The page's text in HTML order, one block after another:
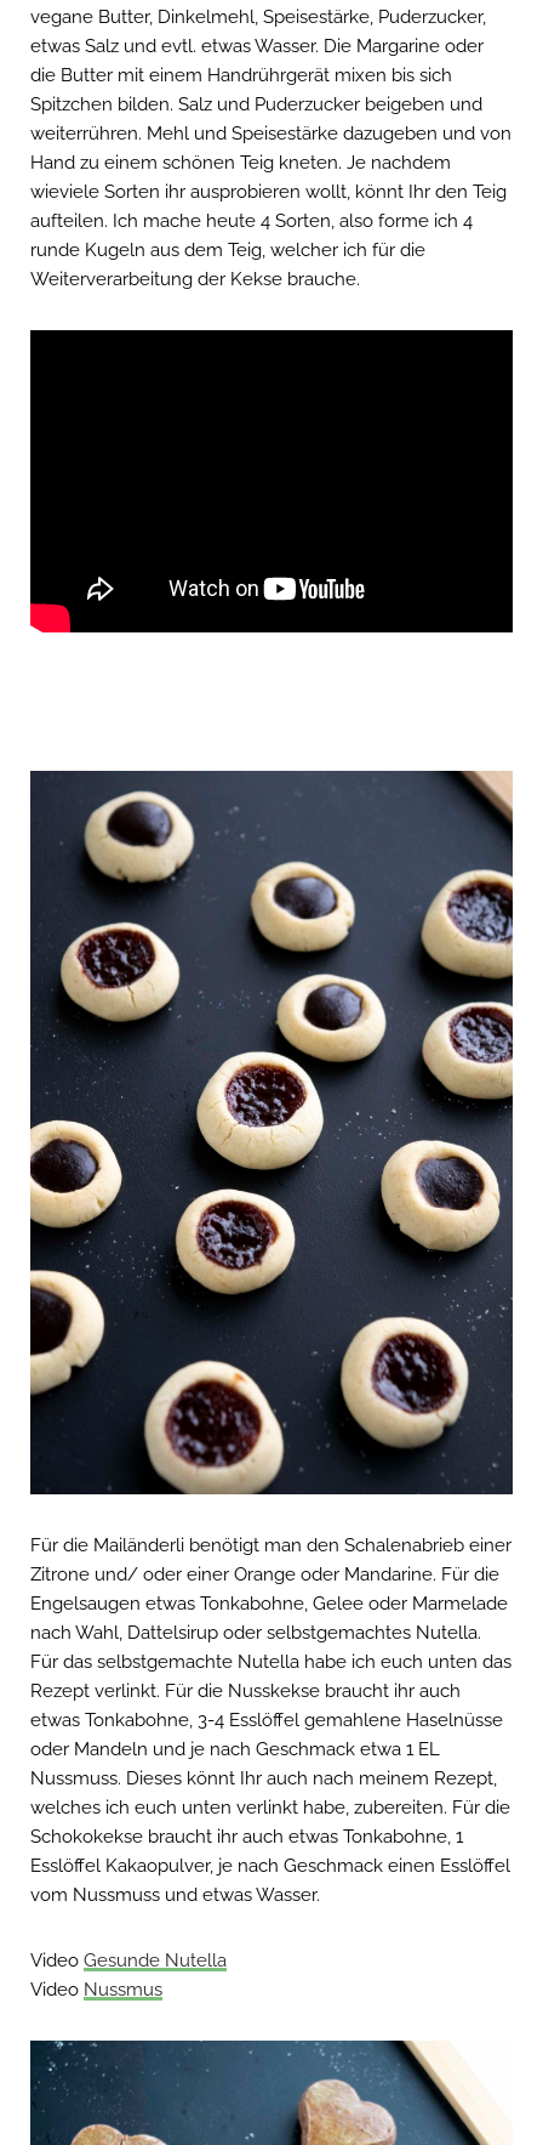
vegane Butter, Dinkelmehl, Speisestärke, Puderzucker,
etwas Salz und evtl. etwas Wasser. Die Margarine oder
die Butter mit einem Handrührgerät mixen bis sich
Spitzchen bilden. Salz und Puderzucker beigeben und
weiterrühren. Mehl und Speisestärke dazugeben und von
Hand zu einem schönen Teig kneten. Je nachdem
wieviele Sorten ihr ausprobieren wollt, könnt Ihr den Teig
aufteilen. Ich mache heute 4 Sorten, also forme ich 4
runde Kugeln aus dem Teig, welcher ich für die
Weiterverarbeitung der Kekse brauche.
Für die Mailänderli benötigt man den Schalenabrieb einer
Zitrone und/ oder einer Orange oder Mandarine. Für die
Engelsaugen etwas Tonkabohne, Gelee oder Marmelade
nach Wahl, Dattelsirup oder selbstgemachtes Nutella.
Für das selbstgemachte Nutella habe ich euch unten das
Rezept verlinkt. Für die Nusskekse braucht ihr auch
etwas Tonkabohne, 3-4 Esslöffel gemahlene Haselnüsse
oder Mandeln und je nach Geschmack etwa 1 EL
Nussmuss. Dieses könnt Ihr auch nach meinem Rezept,
welches ich euch unten verlinkt habe, zubereiten. Für die
Schokokekse braucht ihr auch etwas Tonkabohne, 1
Esslöffel Kakaopulver, je nach Geschmack einen Esslöffel
vom Nussmuss und etwas Wasser.
Video Gesunde Nutella
Video Nussmus